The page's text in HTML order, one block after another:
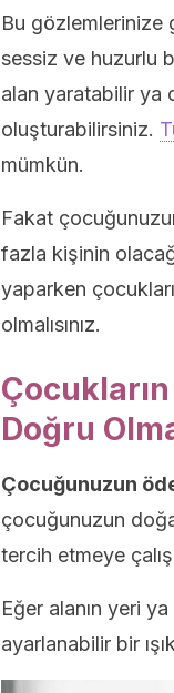
Bu gözlemlerinize
sessiz ve huzurlu
alan yaratabilir ya
oluşturabilirsiniz.
mümkün.
Fakat
fazla kişinin
yaparken
olmalısınız.
Doğru
Çocuğunuzun
çocuğunuzun
tercih etmeye
Eğer alanın yeri
ayarlanabilir bir